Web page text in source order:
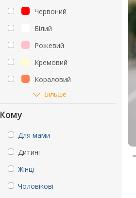
Червоний
Білий
Рожевий
Кремовий
Кораловий
Більше
Кому
Для мами
Дитині
Жінці
Чоловікові